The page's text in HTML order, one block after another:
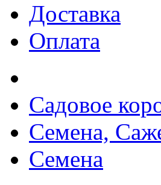
Доставка
Оплата
Садовое
Семена,
Семена